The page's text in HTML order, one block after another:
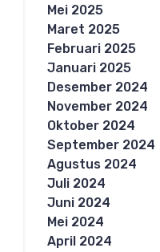
Mei 2025
Maret 2025
Februari 2025
Januari 2025
Desember 2024
November 2024
Oktober 2024
September 2024
Agustus 2024
Juli 2024
Juni 2024
Mei 2024
April 2024